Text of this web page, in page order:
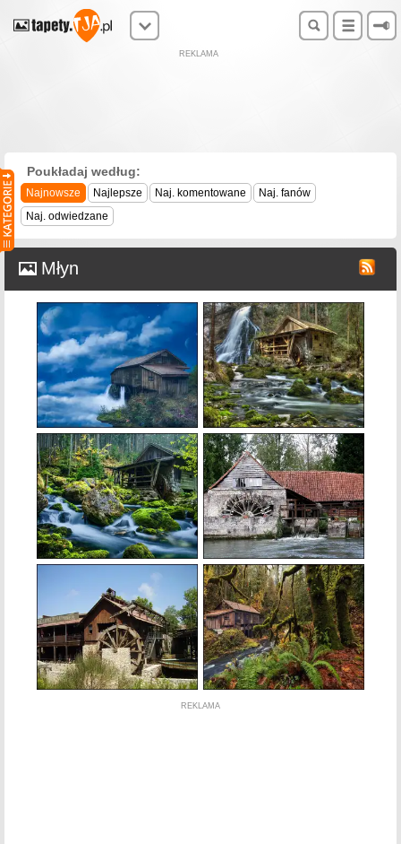
REKLAMA
Poukładaj według:
Najnowsze Najlepsze Naj. komentowane
Naj. fanów
Naj. odwiedzane
Młyn
REKLAMA